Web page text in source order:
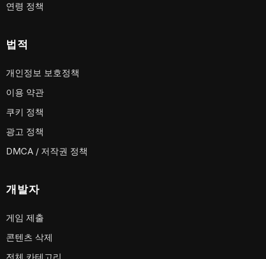
연령 정책
법적
개인정보 보호정책
이용 약관
쿠키 정책
광고 정책
DMCA / 저작권 정책
개발자
게임 제출
콘텐츠 삭제